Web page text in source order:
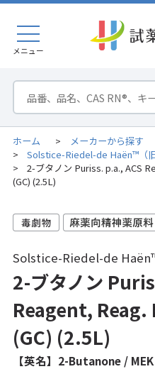
メニュー
ホーム > メーカーから探す
> Solstice-Riedel-de Haën™（
>
2-ブタノン Puriss. p.a., ACS
(GC) (2.5L)
Solstice-Riedel-de
2-ブタノン
Reagent,
(GC) (2.5L)
【英名】2-Butanone /